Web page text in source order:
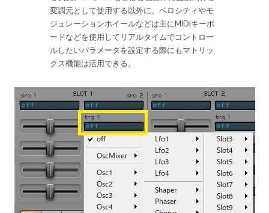
変調元として使用する以外に、ベロシティやモ
ジュレーションホイールなどは主にMIDIキーボ
ードなどを使用してリアルタイムでコントロー
ルしたいパラメータを設定する際にもマトリッ
クス機能は活用できる。